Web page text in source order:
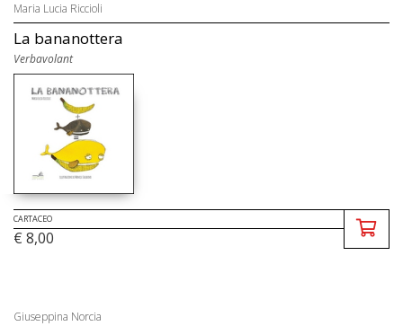
Maria Lucia Riccioli
La bananottera
Verbavolant
CARTACEO
€ 8,00
Giuseppina Norcia